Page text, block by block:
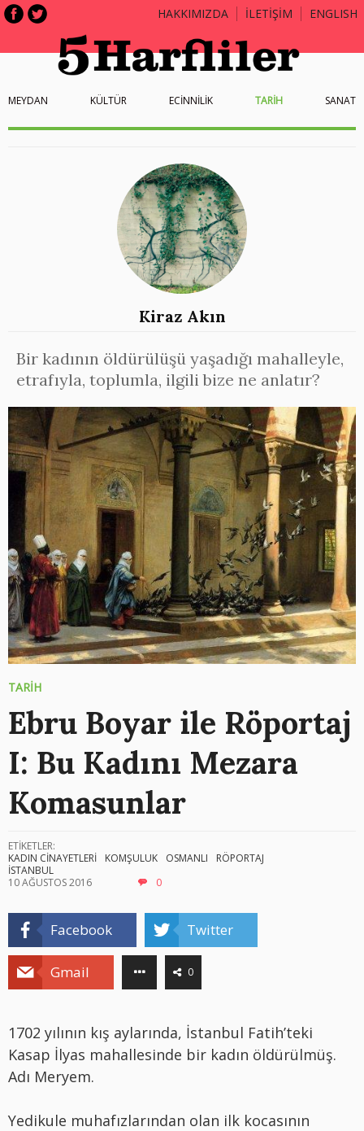
HAKKIMIZDA İLETİŞİM ENGLISH
MEYDAN KÜLTÜR ECİNNİLİK TARİH SANAT
Kiraz Akın
Bir kadının öldürülüşü yaşadığı mahalleyle,
etrafıyla, toplumla, ilgili bize ne anlatır?
TARİH
Ebru Boyar ile Röportaj
I: Bu Kadını Mezara
Komasunlar
ETİKETLER:
KADIN CİNAYETLERİ
KOMŞULUK OSMANLI
RÖPORTAJ
İSTANBUL
10 AĞUSTOS 2016
0
Facebook Twitter
Gmail 0
1702 yılının kış aylarında, İstanbul Fatih’teki
Kasap İlyas mahallesinde bir kadın öldürülmüş.
Adı Meryem.
Yedikule muhafızlarından olan ilk kocasının